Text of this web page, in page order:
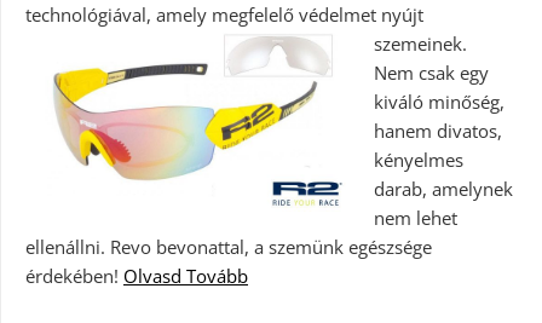
technológiával, amely megfelelő védelmet nyújt
szemeinek.
Nem csak egy
kiváló minőség,
hanem divatos,
kényelmes
darab, amelynek
nem lehet
ellenállni. Revo bevonattal, a szemünk egészsége
érdekében! Olvasd Tovább